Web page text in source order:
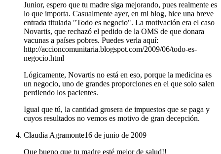
Junior, espero que tu madre siga mejorando, pues realmente es
lo que importa. Casualmente ayer, en mi blog, hice una breve
entrada titulada "Todo es negocio". La motivación era el caso
Novartis, que rechazó el pedido de la OMS de que donara
vacunas a países pobres. Puedes verla aquí:
http://accioncomunitaria.blogspot.com/2009/06/todo-es-
negocio.html
Lógicamente, Novartis no está en eso, porque la medicina es
un negocio, uno de grandes proporciones en el que solo salen
perdiendo los pacientes.
Igual que tú, la cantidad grosera de impuestos que se paga y
cuyos resultados no vemos es motivo de gran decepción.
Claudia Agramonte16 de junio de 2009
Que bueno que tu madre esté mejor de salud!!